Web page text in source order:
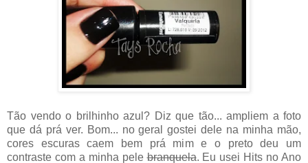
Tão vendo o brilhinho azul? Diz que tão... ampliem a foto
que dá prá ver. Bom... no geral gostei dele na minha mão,
cores escuras caem bem prá mim e o preto deu um
contraste com a minha pelebranquela. Eu usei Hits no Ano